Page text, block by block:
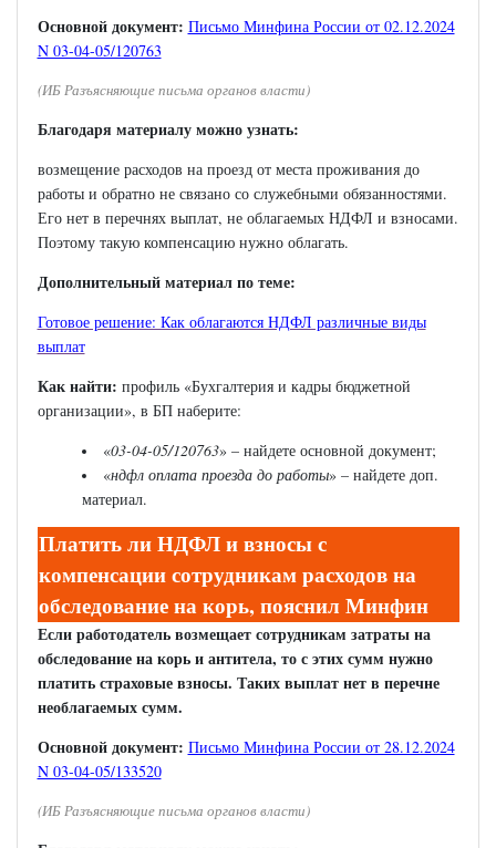
Основной документ: Письмо Минфина России от 02.12.2024
N 03-04-05/120763
(ИБ Разъясняющие письма органов власти)
Благодаря материалу можно узнать:
возмещение расходов на проезд от места проживания до
работы и обратно не связано со служебными обязанностями.
Его нет в перечнях выплат, не облагаемых НДФЛ и взносами.
Поэтому такую компенсацию нужно облагать.
Дополнительный материал по теме:
Готовое решение: Как облагаются НДФЛ различные виды
выплат
Как найти: профиль «Бухгалтерия и кадры бюджетной
организации», в БП наберите:
«03-04-05/120763» – найдете основной документ;
«ндфл оплата проезда до работы» – найдете доп.
материал.
Платить ли НДФЛ и взносы с
компенсации сотрудникам расходов на
обследование на корь, пояснил Минфин
Если работодатель возмещает сотрудникам затраты на
обследование на корь и антитела, то с этих сумм нужно
платить страховые взносы. Таких выплат нет в перечне
необлагаемых сумм.
Основной документ: Письмо Минфина России от 28.12.2024
N 03-04-05/133520
(ИБ Разъясняющие письма органов власти)